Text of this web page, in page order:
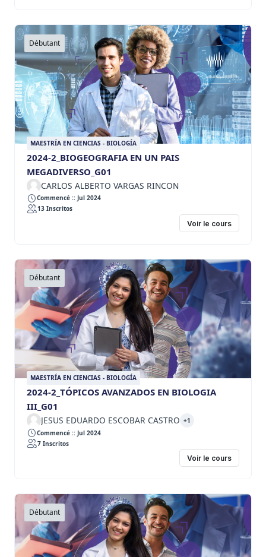
Débutant
MAESTRÍA EN CIENCIAS - BIOLOGÍA
2024-2_BIOGEOGRAFIA EN UN PAIS
MEGADIVERSO_G01
CARLOS ALBERTO VARGAS RINCON
Commencé :: Jul 2024
13 Inscritos
Voir le cours
Débutant
MAESTRÍA EN CIENCIAS - BIOLOGÍA
2024-2_TÓPICOS AVANZADOS EN BIOLOGIA
III_G01
JESUS EDUARDO ESCOBAR CASTRO +1
Commencé :: Jul 2024
7 Inscritos
Voir le cours
Débutant